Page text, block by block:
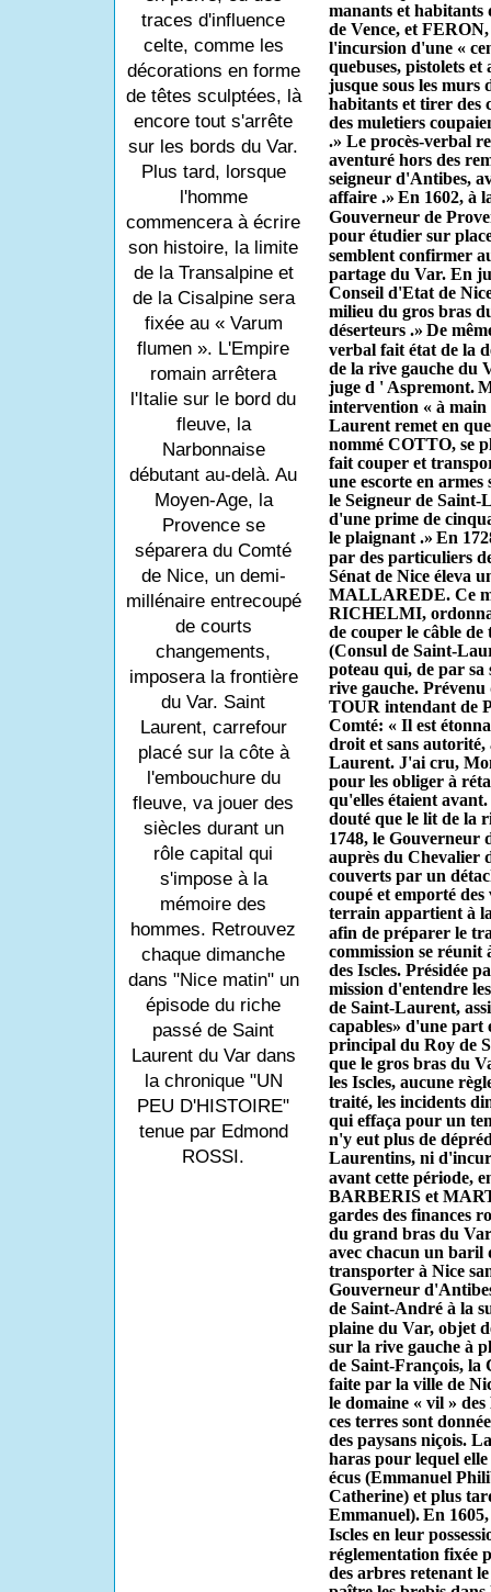
traces d'influence
celte, comme les
décorations en forme
de têtes sculptées, là
encore tout s'arrête
sur les bords du Var.
Plus tard, lorsque
l'homme
commencera à écrire
son histoire, la limite
de la Transalpine et
de la Cisalpine sera
fixée au « Varum
flumen ». L'Empire
romain arrêtera
l'Italie sur le bord du
fleuve, la
Narbonnaise
débutant au-delà. Au
Moyen-Age, la
Provence se
séparera du Comté
de Nice, un demi-
millénaire entrecoupé
de courts
changements,
imposera la frontière
du Var. Saint
Laurent, carrefour
placé sur la côte à
l'embouchure du
fleuve, va jouer des
siècles durant un
rôle capital qui
s'impose à la
mémoire des
hommes. Retrouvez
chaque dimanche
dans "Nice matin" un
épisode du riche
passé de Saint
Laurent du Var dans
la chronique "UN
PEU D'HISTOIRE"
tenue par Edmond
ROSSI.
manants et
de Vence, et
l'incursion d'une «
quebuses, pistolets et
jusque sous les
habitants et tirer des
des muletiers
.» Le procès-verbal
aventuré hors des
seigneur d'Antibes,
affaire .» En 1602, à
Gouverneur de
pour étudier sur
semblent confirmer
partage du Var. En
Conseil d'Etat de
milieu du gros bras
déserteurs .» De
ver­bal fait état de la
de la rive gauche du
juge d ' Aspremont.
intervention « à main
Laurent remet en
nommé COTTO, se
fait couper et
une escorte en
le Seigneur de
d'une prime de
le plaignant .» En
par des par­ticuliers
Sénat de Nice éleva
MALLAREDE. Ce
RICHELMI, ordonna
de couper le câble
(Consul de Saint-
poteau qui, de par
rive gauche.
TOUR intendant de
Comté: « Il est
droit et sans autorité,
Laurent. J'ai cru,
pour les obliger à
qu'elles étaient
douté que le lit de la
1748, le Gouverneur
auprès du Chevalier
couverts par un
coupé et emporté
terrain appar­tient à
afin de préparer le
commission se réunit
des Iscles. Présidée
mission d'entendre
de Saint-Laurent,
capables» d'une
principal du Roy de
que le gros bras du
les Iscles, aucune
traité, les incidents
qui effaça pour un
n'y eut plus de
Laurentins, ni
avant cette période,
BARBERIS et
gardes des finances
du grand bras du
avec chacun un baril
transporter à Nice
Gouverneur
de Saint-André à la
plaine du Var, objet
sur la rive gauche à
de Saint-François, la
faite par la ville de
le domaine « vil »
ces terres sont
des paysans niçois.
haras pour lequel
écus (Em­manuel
Catherine) et plus
Emmanuel). En
Iscles en leur
réglementation fixée
des arbres retenant